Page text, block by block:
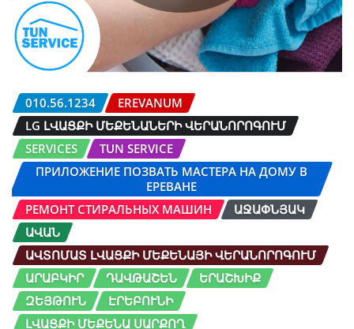
010.56.1234
EREVANUM
LG ԼՎԱՑՔԻ ՄԵՔԵՆԱՆԵՐԻ ՎԵՐԱՆՈՐՈԳՈՒՄ
SERVICES
TUN SERVICE
ПРИЛОЖЕНИЕ ПОЗВАТЬ МАСТЕРА НА ДОМУ В
ЕРЕВАНЕ
РЕМОНТ СТИРАЛЬНЫХ МАШИН
ԱՋԱՓՆՅԱԿ
ԱՎԱՆ
ԱՎՏՈՄԱՏ ԼՎԱՑՔԻ ՄԵՔԵՆԱՅԻ ՎԵՐԱՆՈՐՈԳՈՒՄ
ԱՐԱԲԿԻՐ
ԴԱՎԹԱՇԵՆ
ԵՐԱՇԽԻՔ
ԶԵՅԹՈՒՆ
ԷՐԵԲՈՒՆԻ
ԼՎԱՑՔԻ ՄԵՔԵՆԱ ՍԱՐՔՈՂ